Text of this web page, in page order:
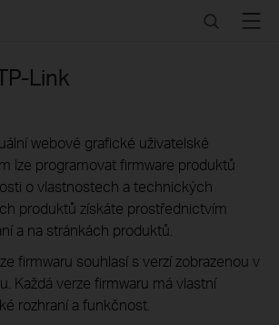
SearchMenu
Link
webové grafické uživatelské
lze programovat firmware produktů
o vlastnostech a technických
produktů získáte prostřednictvím
a na stránkách produktů.
firmwaru souhlasí s verzí zobrazenou v
Každá verze firmwaru má vlastní
rozhraní a funkčnost.